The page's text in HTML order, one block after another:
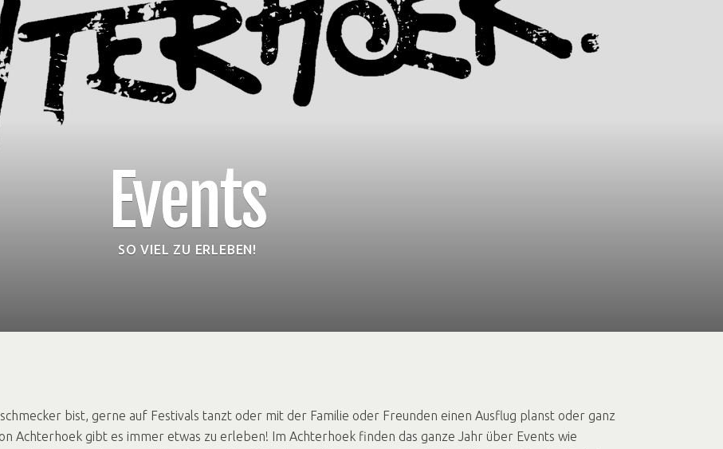
Events
SO VIEL ZU ERLEBEN!
bist, gerne auf Festivals tanzt oder mit der Familie oder Freunden einen Ausflug planst oder ganz
Achterhoek gibt es immer etwas zu erleben! Im Achterhoek finden das ganze Jahr über Events wie